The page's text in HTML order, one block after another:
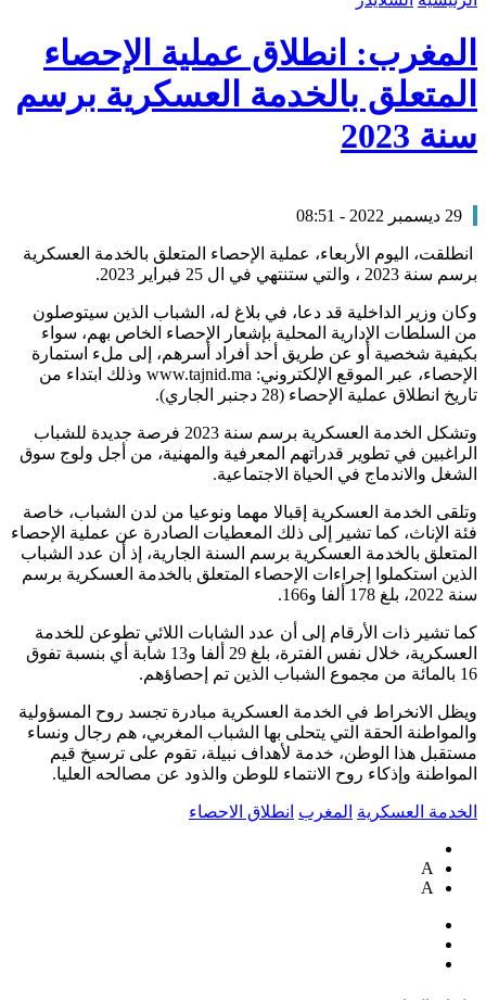
المغرب: انطلاق عملية الإحصاء
المتعلق بالخدمة العسكرية برسم
سنة 2023
29 ديسمبر 2022 - 08:51
انطلقت، اليوم الأربعاء، عملية الإحصاء المتعلق بالخدمة العسكرية
برسم سنة 2023 ، والتي ستنتهي في ال 25 فبراير 2023.
وكان وزير الداخلية قد دعا، في بلاغ له، الشباب الذين سيتوصلون
من السلطات الإدارية المحلية بإشعار الإحصاء الخاص بهم، سواء
بكيفية شخصية أو عن طريق أحد أفراد أسرهم، إلى ملء استمارة
الإحصاء، عبر الموقع الإلكتروني: www.tajnid.ma وذلك ابتداء من
تاريخ انطلاق عملية الإحصاء (28 دجنبر الجاري).
وتشكل الخدمة العسكرية برسم سنة 2023 فرصة جديدة للشباب
الراغبين في تطوير قدراتهم المعرفية والمهنية، من أجل ولوج سوق
الشغل والاندماج في الحياة الاجتماعية.
وتلقى الخدمة العسكرية إقبالا مهما ونوعيا من لدن الشباب، خاصة
فئة الإناث، كما تشير إلى ذلك المعطيات الصادرة عن عملية الإحصاء
المتعلق بالخدمة العسكرية برسم السنة الجارية، إذ أن عدد الشباب
الذين استكملوا إجراءات الإحصاء المتعلق بالخدمة العسكرية برسم
سنة 2022، بلغ 178 ألفا و166.
كما تشير ذات الأرقام إلى أن عدد الشابات اللائي تطوعن للخدمة
العسكرية، خلال نفس الفترة، بلغ 29 ألفا و13 شابة أي بنسبة تفوق
16 بالمائة من مجموع الشباب الذين تم إحصاؤهم.
ويظل الانخراط في الخدمة العسكرية مبادرة تجسد روح المسؤولية
والمواطنة الحقة التي يتحلى بها الشباب المغربي، هم رجال ونساء
مستقبل هذا الوطن، خدمة لأهداف نبيلة، تقوم على ترسيخ قيم
المواطنة وإذكاء روح الانتماء للوطن والذود عن مصالحه العليا.
الخدمة العسكرية المغرب انطلاق الاحصاء
A
A